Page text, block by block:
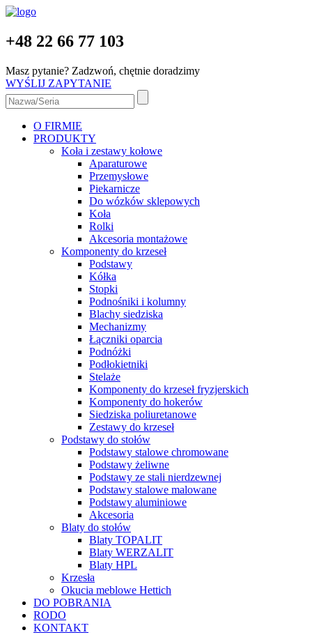
+48 22 66 77 103
Masz pytanie? Zadzwoń, chętnie doradzimy
WYŚLIJ ZAPYTANIE
O FIRMIE
PRODUKTY
Koła i zestawy kołowe
Aparaturowe
Przemysłowe
Piekarnicze
Do wózków sklepowych
Koła
Rolki
Akcesoria montażowe
Komponenty do krzeseł
Podstawy
Kółka
Stopki
Podnośniki i kolumny
Blachy siedziska
Mechanizmy
Łączniki oparcia
Podnóżki
Podłokietniki
Stelaże
Komponenty do krzeseł fryzjerskich
Komponenty do hokerów
Siedziska poliuretanowe
Zestawy do krzeseł
Podstawy do stołów
Podstawy stalowe chromowane
Podstawy żeliwne
Podstawy ze stali nierdzewnej
Podstawy stalowe malowane
Podstawy aluminiowe
Akcesoria
Blaty do stołów
Blaty TOPALIT
Blaty WERZALIT
Blaty HPL
Krzesła
Okucia meblowe Hettich
DO POBRANIA
RODO
KONTAKT